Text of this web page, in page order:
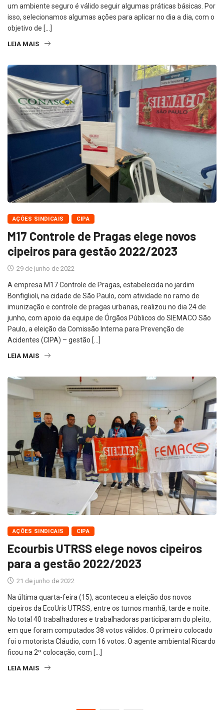
um ambiente seguro é válido seguir algumas práticas básicas. Por
isso, selecionamos algumas ações para aplicar no dia a dia, com o
objetivo de […]
LEIA MAIS
AÇÕES SINDICAIS CIPA
M17 Controle de Pragas elege novos
cipeiros para gestão 2022/2023
29 de junho de 2022
A empresa M17 Controle de Pragas, estabelecida no jardim
Bonfiglioli, na cidade de São Paulo, com atividade no ramo de
imunização e controle de pragas urbanas, realizou no dia 24 de
junho, com apoio da equipe de Órgãos Públicos do SIEMACO São
Paulo, a eleição da Comissão Interna para Prevenção de
Acidentes (CIPA) – gestão […]
LEIA MAIS
AÇÕES SINDICAIS CIPA
Ecourbis UTRSS elege novos cipeiros
para a gestão 2022/2023
21 de junho de 2022
Na última quarta-feira (15), aconteceu a eleição dos novos
cipeiros da EcoUris UTRSS, entre os turnos manhã, tarde e noite.
No total 40 trabalhadores e trabalhadoras participaram do pleito,
em que foram computados 38 votos válidos. O primeiro colocado
foi o motorista Cláudio, com 16 votos. O agente ambiental Ricardo
ficou na 2º colocação, com […]
LEIA MAIS